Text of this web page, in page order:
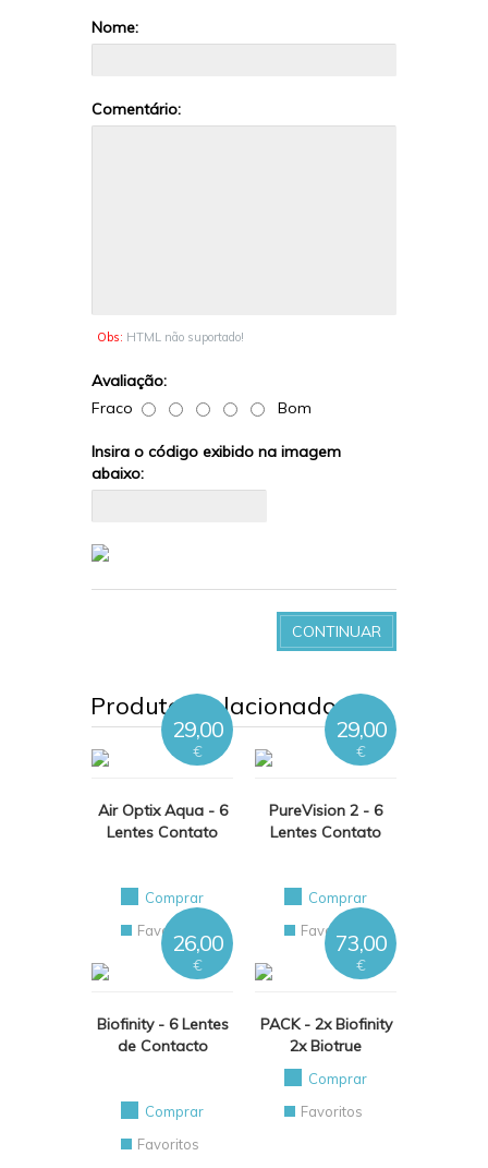
Nome:
Comentário:
Obs: HTML não suportado!
Avaliação:
Fraco
Bom
Insira o código exibido na imagem
abaixo:
CONTINUAR
Produtos relacionados
Air Optix Aqua - 6
Lentes Contato
29,00
€
Comprar
Favoritos
PureVision 2 - 6
Lentes Contato
29,00
€
Comprar
Favoritos
Biofinity - 6 Lentes
de Contacto
26,00
€
Comprar
Favoritos
PACK - 2x Biofinity
2x Biotrue
73,00
€
Comprar
Favoritos